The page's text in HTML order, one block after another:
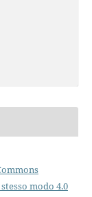
modo 4.0